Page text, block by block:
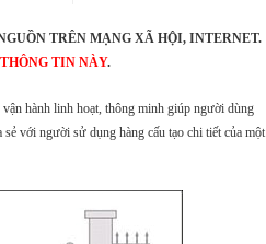
TRÊN MẠNG XÃ HỘI, INTERNET.
TIN NÀY.
hành linh hoạt, thông minh giúp người dùng
với người sử dụng hàng cấu tạo chi tiết của một